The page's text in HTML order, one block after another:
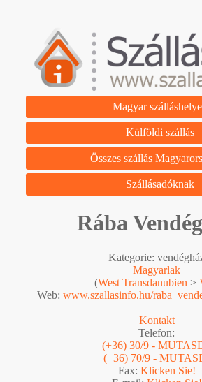
Magyar
Külföldi szállás
Összes szállás
Szállásadóknak
Rába
Kategorie:
Magyarlak
(West Transdanubien >
Web: www.szallasinfo.hu/
Kontakt
Telefon:
(+36) 30/9 -
(+36) 70/9 -
Fax: Klicken Sie!